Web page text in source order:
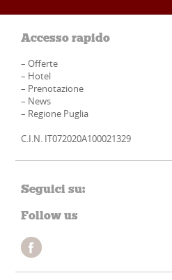
Accesso rapido
–Offerte
– Hotel
– Prenotazione
– News
– Regione Puglia
C.I.N. IT072020A100021329
Seguici su:
Follow us